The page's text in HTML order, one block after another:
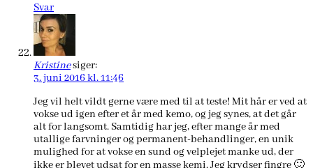
Svar
Kristinesiger:
3. juni 2016 kl. 11:46
Jeg vil helt vildt gerne være med til at teste! Mit hår er ved at
vokse ud igen efter et år med kemo, og jeg synes, at det går
alt for langsomt. Samtidig har jeg, efter mange år med
utallige farvninger og permanent-behandlinger, en unik
mulighed for at vokse en sund og velplejet manke ud, der
ikke er blevet udsat for en masse kemi. Jeg krydser fingre 🙂